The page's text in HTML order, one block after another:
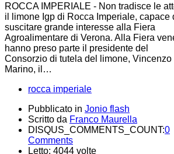
ROCCA IMPERIALE - Non tradisce le
il limone Igp di Rocca Imperiale, capace
suscitare grande interesse alla Fiera
Agroalimentare di Verona. Alla Fiera
hanno preso parte il presidente del
Consorzio di tutela del limone, Vincenzo
Marino, il…
rocca imperiale
Pubblicato in Jonio flash
Scritto da Franco Maurella
DISQUS_COMMENTS_COUNT:0
Comments
Letto: 4044 volte